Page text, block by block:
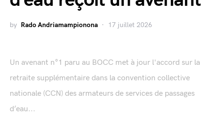
by Rado Andriamampionona 17 juillet 2026
Un avenant n°1 paru au BOCC met à jour l'accord sur la
retraite supplémentaire dans la convention collective
nationale (CCN) des armateurs de services de passages
d’eau...